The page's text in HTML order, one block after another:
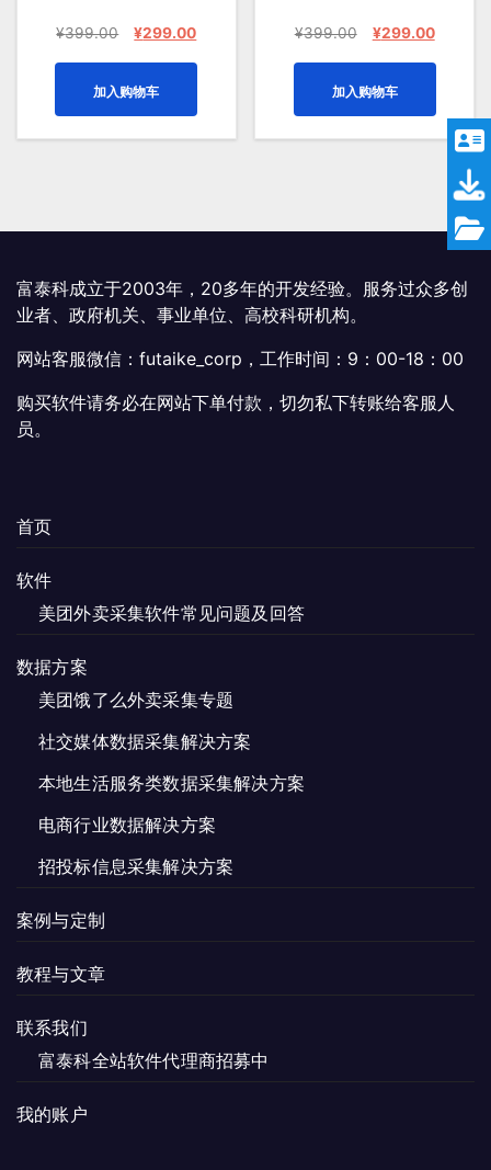
¥399.00
原
¥399.00。
¥299.00当
为：
¥299.00。
加入购物车
¥399.00
原
¥399.00。
¥299.00当
为：
加入购物车
富泰科成立于2003年，20多年的开发经验。服务过众多创
业者、政府机关、事业单位、高校科研机构。
网站客服微信：futaike_corp，工作时间：9：00-18：00
购买软件请务必在网站下单付款，切勿私下转账给客服人
员。
首页
软件
美团外卖采集软件常见问题及回答
数据方案
美团饿了么外卖采集专题
社交媒体数据采集解决方案
本地生活服务类数据采集解决方案
电商行业数据解决方案
招投标信息采集解决方案
案例与定制
教程与文章
联系我们
富泰科全站软件代理商招募中
我的账户